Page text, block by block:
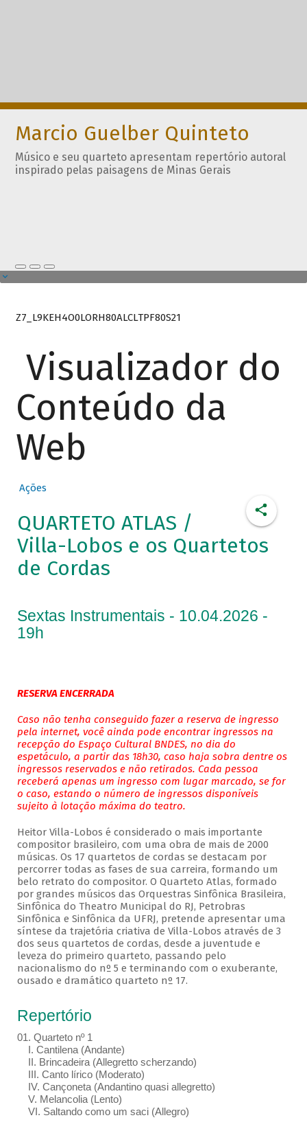
Marcio Guelber Quinteto
Músico e seu quarteto apresentam repertório autoral
inspirado pelas paisagens de Minas Gerais
Z7_L9KEH4O0LORH80ALCLTPF80S21
Visualizador do
Conteúdo da
Web
Ações
QUARTETO ATLAS /
Villa-Lobos e os Quartetos
de Cordas
Sextas Instrumentais - 10.04.2026 -
19h
RESERVA ENCERRADA
Caso não tenha conseguido fazer a reserva de ingresso
pela internet, você ainda pode encontrar ingressos na
recepção do Espaço Cultural BNDES, no dia do
espetáculo, a partir das 18h30, caso haja sobra dentre os
ingressos reservados e não retirados. Cada pessoa
receberá apenas um ingresso com lugar marcado, se for
o caso, estando o número de ingressos disponíveis
sujeito à lotação máxima do teatro.
Heitor Villa-Lobos é considerado o mais importante
compositor brasileiro, com uma obra de mais de 2000
músicas. Os 17 quartetos de cordas se destacam por
percorrer todas as fases de sua carreira, formando um
belo retrato do compositor. O Quarteto Atlas, formado
por grandes músicos das Orquestras Sinfônica Brasileira,
Sinfônica do Theatro Municipal do RJ, Petrobras
Sinfônica e Sinfônica da UFRJ, pretende apresentar uma
síntese da trajetória criativa de Villa-Lobos através de 3
dos seus quartetos de cordas, desde a juventude e
leveza do primeiro quarteto, passando pelo
nacionalismo do nº 5 e terminando com o exuberante,
ousado e dramático quarteto nº 17.
Repertório
01. Quarteto nº 1
I. Cantilena (Andante)
II. Brincadeira (Allegretto scherzando)
III. Canto lírico (Moderato)
IV. Cançoneta (Andantino quasi allegretto)
V. Melancolia (Lento)
VI. Saltando como um saci (Allegro)